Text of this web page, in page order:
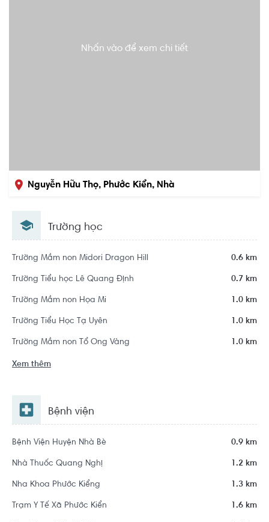
Nhấn vào để xem chi tiết
Nguyễn Hữu Thọ, Phước Kiển, Nhà
Trường học
Trường Mầm non Midori Dragon Hill 0.6 km
Trường Tiểu học Lê Quang Định 0.7 km
Trường Mầm non Họa Mi 1.0 km
Trường Tiểu Học Tạ Uyên 1.0 km
Trường Mầm non Tổ Ong Vàng 1.0 km
Xem thêm
Bệnh viện
Bệnh Viện Huyện Nhà Bè 0.9 km
Nhà Thuốc Quang Nghị 1.2 km
Nha Khoa Phước Kiểng 1.3 km
Trạm Y Tế Xã Phước Kiển 1.6 km